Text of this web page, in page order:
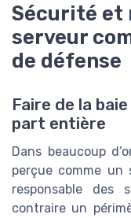
Sécurité et
serveur
de défense
Faire de la
part entière
Dans beaucoup
perçue comme un
responsable des
contraire un